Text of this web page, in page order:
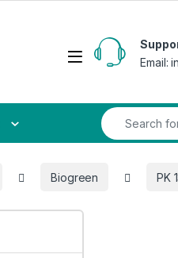
Open
Email:
Search for:
Biogreen PK